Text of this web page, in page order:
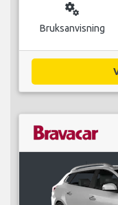
miscellaneous_services
Bruksanvisning